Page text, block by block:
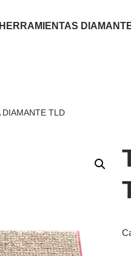
HERRAMIENTAS
INOXIDABLE
DIAMANTE TLD